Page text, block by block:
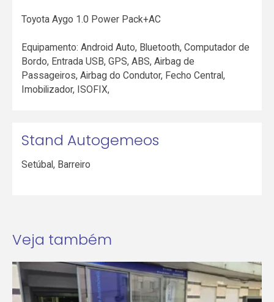
Toyota Aygo 1.0 Power Pack+AC
Equipamento: Android Auto, Bluetooth, Computador de
Bordo, Entrada USB, GPS, ABS, Airbag de
Passageiros, Airbag do Condutor, Fecho Central,
Imobilizador, ISOFIX,
Stand Autogemeos
Setúbal, Barreiro
Veja também